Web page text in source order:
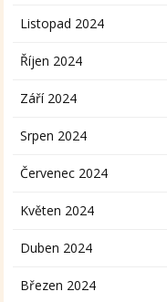
Listopad 2024
Říjen 2024
Září 2024
Srpen 2024
Červenec 2024
Květen 2024
Duben 2024
Březen 2024